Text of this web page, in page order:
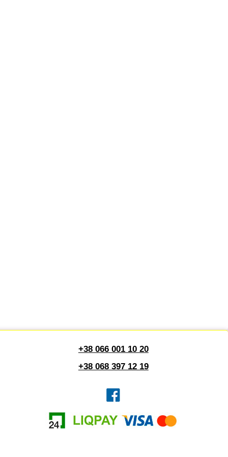
+38 066 001 10 20
+38 068 397 12 19